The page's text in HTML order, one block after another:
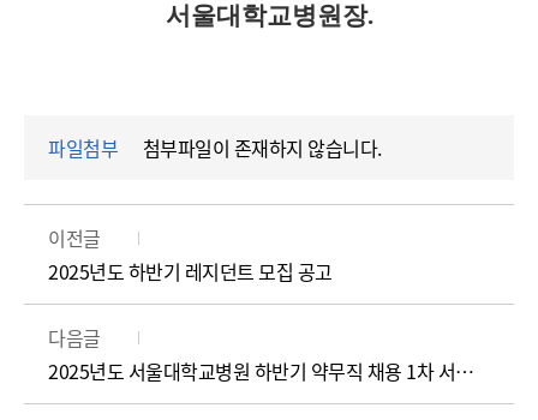
서울대학교병원장.
파일첨부 첨부파일이 존재하지 않습니다.
이전글
2025년도 하반기 레지던트 모집 공고
다음글
2025년도 서울대학교병원 하반기 약무직 채용 1차 서류전형 합격자 발표 및 2차 실무면접 일정 공고